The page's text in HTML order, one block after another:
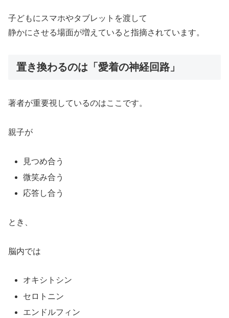
子どもにスマホやタブレットを渡して
静かにさせる場面が増えていると指摘されています。
置き換わるのは「愛着の神経回路」
著者が重要視しているのはここです。
親子が
見つめ合う
微笑み合う
応答し合う
とき、
脳内では
オキシトシン
セロトニン
エンドルフィン